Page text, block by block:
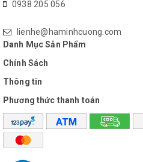
0938 205 056
lienhe@haminhcuong.com
Danh Mục Sản Phẩm
Chính Sách
Thông tin
Phương thức thanh toán